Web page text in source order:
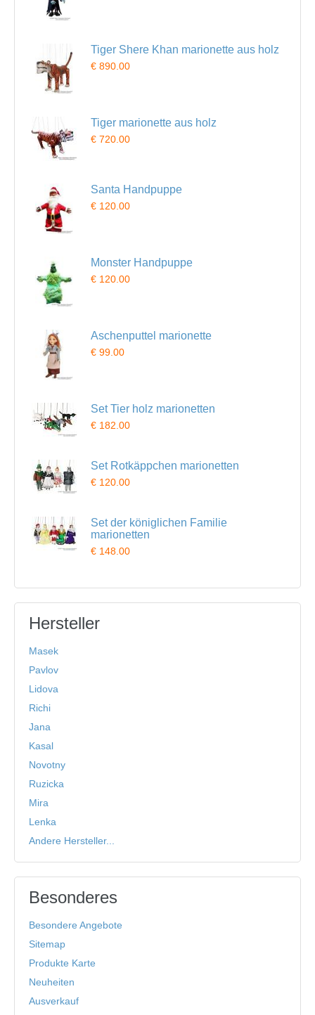
Tiger Shere Khan marionette aus holz
€ 890.00
Tiger marionette aus holz
€ 720.00
Santa Handpuppe
€ 120.00
Monster Handpuppe
€ 120.00
Aschenputtel marionette
€ 99.00
Set Tier holz marionetten
€ 182.00
Set Rotkäppchen marionetten
€ 120.00
Set der königlichen Familie
marionetten
€ 148.00
Hersteller
Masek
Pavlov
Lidova
Richi
Jana
Kasal
Novotny
Ruzicka
Mira
Lenka
Andere Hersteller...
Besonderes
Besondere Angebote
Sitemap
Produkte Karte
Neuheiten
Ausverkauf